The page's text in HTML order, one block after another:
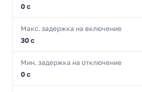
0 с
Макс. задержка на включение
30 с
Мин. задержка на отключение
0 с